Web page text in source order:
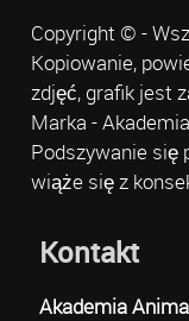
Copyright © -
Kopiowanie,
zdjęć, grafik jest
Marka -
Podszywanie się
wiąże się z
Kontakt
Akademia